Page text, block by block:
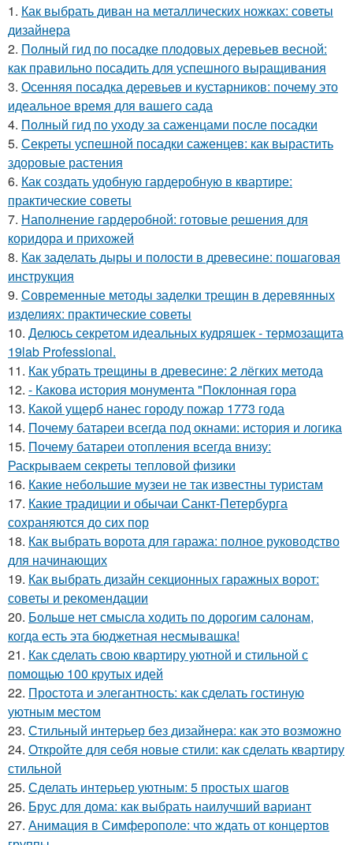
1. Как выбрать диван на металлических ножках: советы
дизайнера
2. Полный гид по посадке плодовых деревьев весной:
как правильно посадить для успешного выращивания
3. Осенняя посадка деревьев и кустарников: почему это
идеальное время для вашего сада
4. Полный гид по уходу за саженцами после посадки
5. Секреты успешной посадки саженцев: как вырастить
здоровые растения
6. Как создать удобную гардеробную в квартире:
практические советы
7. Наполнение гардеробной: готовые решения для
коридора и прихожей
8. Как заделать дыры и полости в древесине: пошаговая
инструкция
9. Современные методы заделки трещин в деревянных
изделиях: практические советы
10. Делюсь секретом идеальных кудряшек - термозащита
19lab Professional.
11. Как убрать трещины в древесине: 2 лёгких метода
12. - Какова история монумента "Поклонная гора
13. Какой ущерб нанес городу пожар 1773 года
14. Почему батареи всегда под окнами: история и логика
15. Почему батареи отопления всегда внизу:
Раскрываем секреты тепловой физики
16. Какие небольшие музеи не так известны туристам
17. Какие традиции и обычаи Санкт-Петербурга
сохраняются до сих пор
18. Как выбрать ворота для гаража: полное руководство
для начинающих
19. Как выбрать дизайн секционных гаражных ворот:
советы и рекомендации
20. Больше нет смысла ходить по дорогим салонам,
когда есть эта бюджетная несмывашка!
21. Как сделать свою квартиру уютной и стильной с
помощью 100 крутых идей
22. Простота и элегантность: как сделать гостиную
уютным местом
23. Стильный интерьер без дизайнера: как это возможно
24. Откройте для себя новые стили: как сделать квартиру
стильной
25. Сделать интерьер уютным: 5 простых шагов
26. Брус для дома: как выбрать наилучший вариант
27. Анимация в Симферополе: что ждать от концертов